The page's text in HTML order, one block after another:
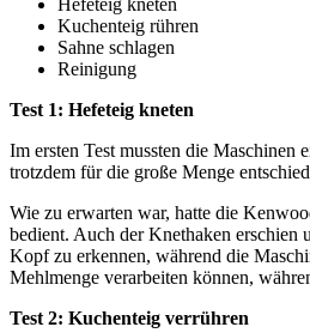
Hefeteig kneten
Kuchenteig rühren
Sahne schlagen
Reinigung
Test 1: Hefeteig kneten
Im ersten Test mussten die Maschinen
trotzdem für die große Menge
Wie zu erwarten war, hatte die
bedient. Auch der Knethaken erschien
Kopf zu erkennen, während die
Mehlmenge verarbeiten können,
Test 2: Kuchenteig verrühren